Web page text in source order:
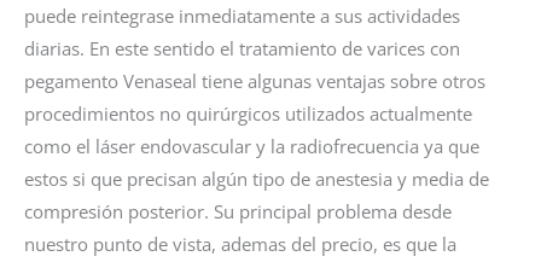
puede reintegrase inmediatamente a sus actividades
diarias. En este sentido el tratamiento de varices con
pegamento Venaseal tiene algunas ventajas sobre otros
procedimientos no quirúrgicos utilizados actualmente
como el láser endovascular y la radiofrecuencia ya que
estos si que precisan algún tipo de anestesia y media de
compresión posterior. Su principal problema desde
nuestro punto de vista, ademas del precio, es que la